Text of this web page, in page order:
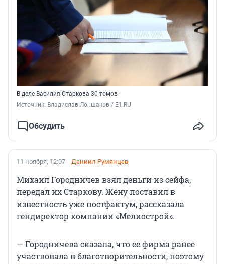
В деле Василия Старкова 30 томов
Источник: Владислав Лоншаков / E1.RU
Обсудить
11 ноября, 12:07 Даниил Румянцев
Михаил Городничев взял деньги из сейфа,
передал их Старкову. Жену поставил в
известность уже постфактум, рассказала
гендиректор компании «Мелиострой».
— Городничева сказала, что ее фирма ранее
участвовала в благотворительности, поэтому